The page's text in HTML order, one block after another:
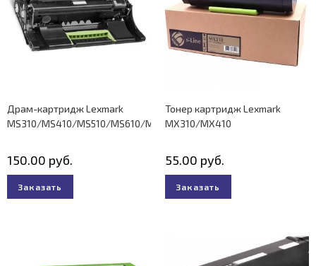
Драм-картридж Lexmark
MS310/MS410/MS510/MS610/MX310/MX410/MX510/MX511
150.00 руб.
Заказать
Тонер картридж Lexmark
MX310/MX410
55.00 руб.
Заказать